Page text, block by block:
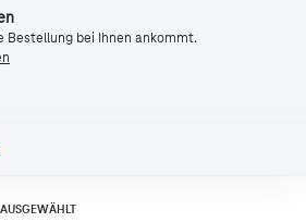
Bestellung bei Ihnen ankommt.